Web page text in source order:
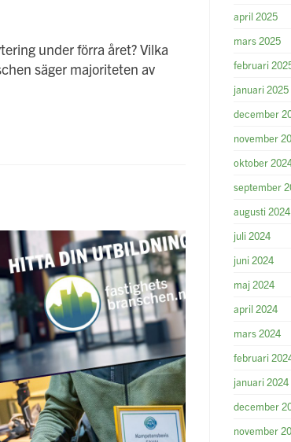
under förra året? Vilka
säger majoriteten av
april 2025
mars 2025
februari
januari 2025
december
november
oktober
september
augusti 2024
juli 2024
juni 2024
maj 2024
april 2024
mars 2024
februari
januari 2024
december
november